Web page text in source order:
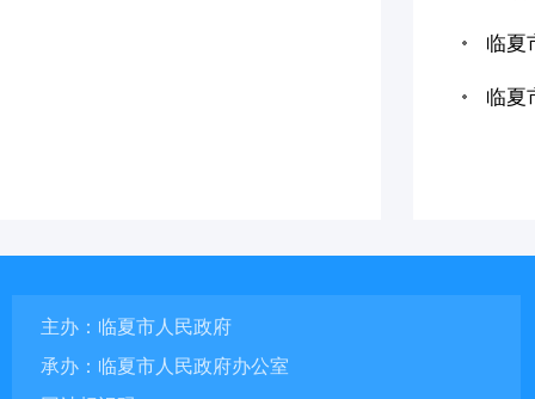
临夏
临夏
主办：临夏市人民政府
承办：临夏市人民政府办公室